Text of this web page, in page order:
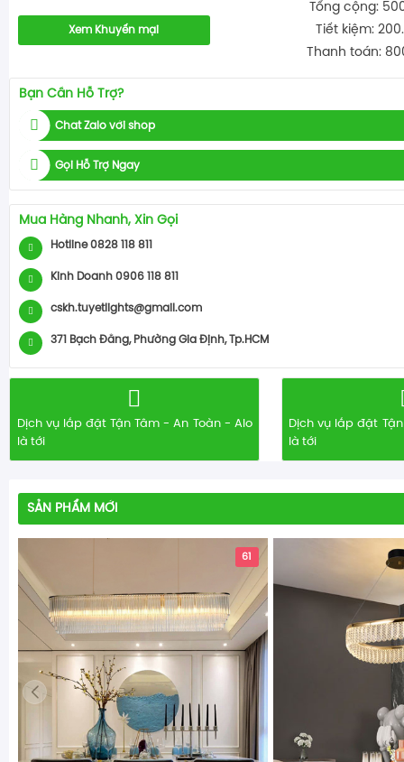
Xem Khuyến mại
Tổng cộng:
Tiết kiệm:
Thanh toán:
Bạn Cần Hỗ Trợ?
Chat Zalo với shop
Gọi Hỗ Trợ Ngay
Mua Hàng Nhanh, Xin Gọi
Hotline 0828 118 811
Kinh Doanh 0906 118 811
cskh.tuyetlights@gmail.com
371 Bạch Đằng, Phường Gia Định, Tp.HCM
Dịch vụ lắp đặt Tận Tâm - An Toàn - Alo
là tới
Dịch vụ lắp đặt
là tới
SẢN PHẨM MỚI
61